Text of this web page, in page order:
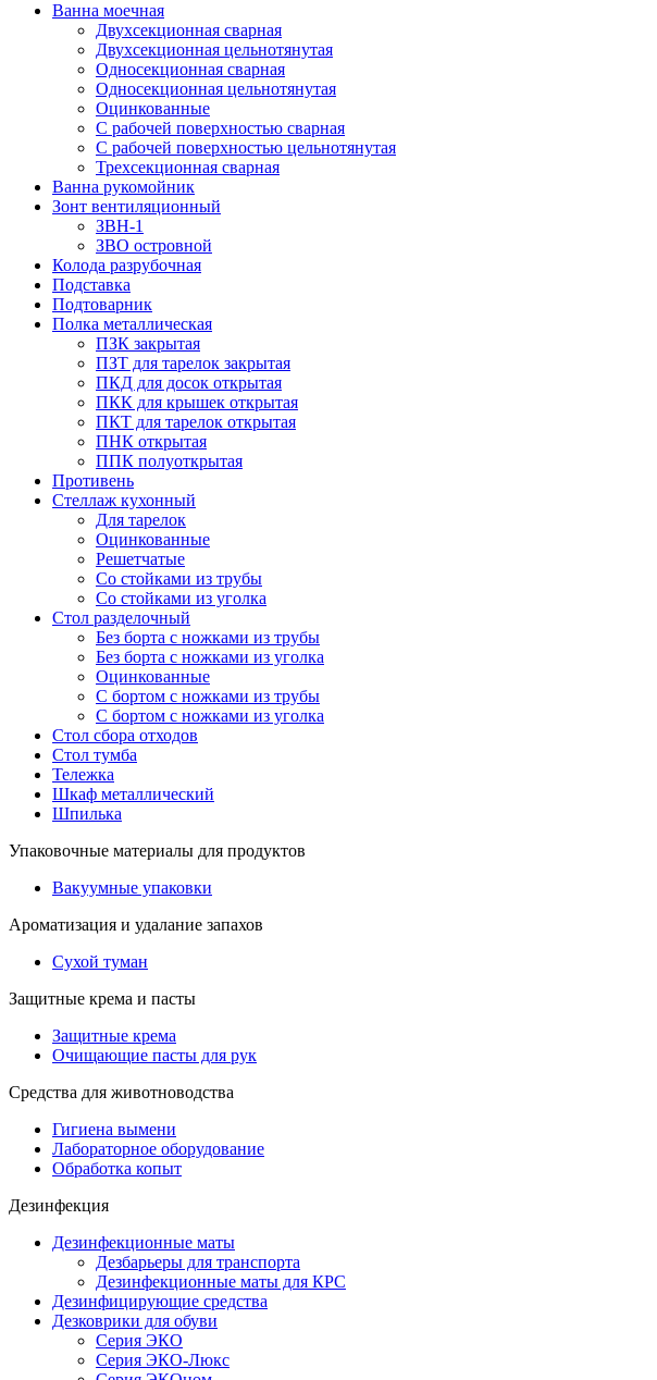
Ванна моечная
Двухсекционная сварная
Двухсекционная цельнотянутая
Односекционная сварная
Односекционная цельнотянутая
Оцинкованные
С рабочей поверхностью сварная
С рабочей поверхностью цельнотянутая
Трехсекционная сварная
Ванна рукомойник
Зонт вентиляционный
ЗВН-1
ЗВО островной
Колода разрубочная
Подставка
Подтоварник
Полка металлическая
ПЗК закрытая
ПЗТ для тарелок закрытая
ПКД для досок открытая
ПКК для крышек открытая
ПКТ для тарелок открытая
ПНК открытая
ППК полуоткрытая
Противень
Стеллаж кухонный
Для тарелок
Оцинкованные
Решетчатые
Со стойками из трубы
Со стойками из уголка
Стол разделочный
Без борта с ножками из трубы
Без борта с ножками из уголка
Оцинкованные
С бортом с ножками из трубы
С бортом с ножками из уголка
Стол сбора отходов
Стол тумба
Тележка
Шкаф металлический
Шпилька
Упаковочные материалы для продуктов
Вакуумные упаковки
Ароматизация и удалание запахов
Сухой туман
Защитные крема и пасты
Защитные крема
Очищающие пасты для рук
Средства для животноводства
Гигиена вымени
Лабораторное оборудование
Обработка копыт
Дезинфекция
Дезинфекционные маты
Дезбарьеры для транспорта
Дезинфекционные маты для КРС
Дезинфицирующие средства
Дезковрики для обуви
Серия ЭКО
Серия ЭКО-Люкс